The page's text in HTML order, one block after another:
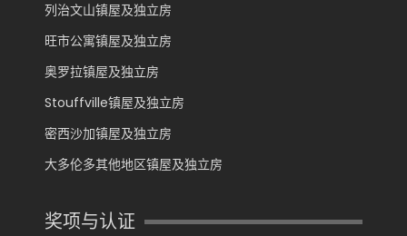
列治文山镇屋及独立房
旺市公寓镇屋及独立房
奥罗拉镇屋及独立房
Stouffville镇屋及独立房
密西沙加镇屋及独立房
大多伦多其他地区镇屋及独立房
奖项与认证